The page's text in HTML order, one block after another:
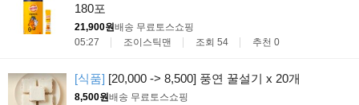
180포
21,900원배송 무료 토스쇼핑
05:27
조이스틱맨 조회 54 추천 0
[식품] [20,000 -> 8,500] 풍연 꿀설기 x 20개
8,500원배송 무료 토스쇼핑